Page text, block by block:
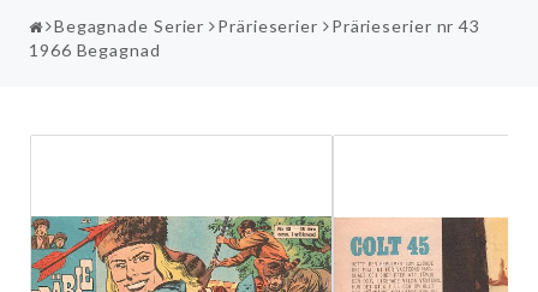
Begagnade Serier Prärieserier
Prärieserier nr 43
1966 Begagnad